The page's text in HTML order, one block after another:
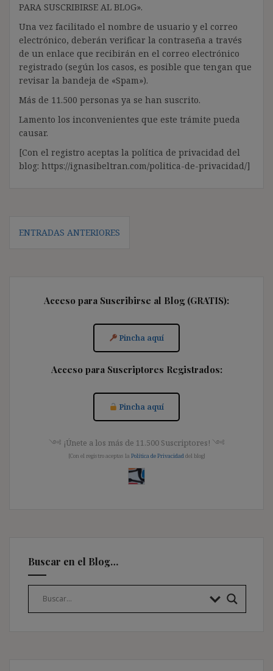
PARA SUSCRIBIRSE AL BLOG».
Una vez facilitado el nombre de usuario y el correo
electrónico, deberán verificar la contraseña a través
de un enlace que recibirán en el correo electrónico
registrado (según los casos, es posible que tengan que
revisar la bandeja de «Spam»).
Más de 11.500 personas ya se han suscrito.
Lamento los inconvenientes que este trámite pueda
causar.
[Con el registro aceptas la política de privacidad del
blog: https://ignasibeltran.com/politica-de-privacidad/]
de
ENTRADAS ANTERIORES
Acceso para Suscribirse al Blog (GRATIS):
Pincha aquí
Acceso para Suscriptores Registrados:
Pincha aquí
༺ ¡Únete a los más de 11.500 Suscriptores! ༺
[Con el registro aceptas la Política de Privacidad del blog]
Buscar en el Blog…